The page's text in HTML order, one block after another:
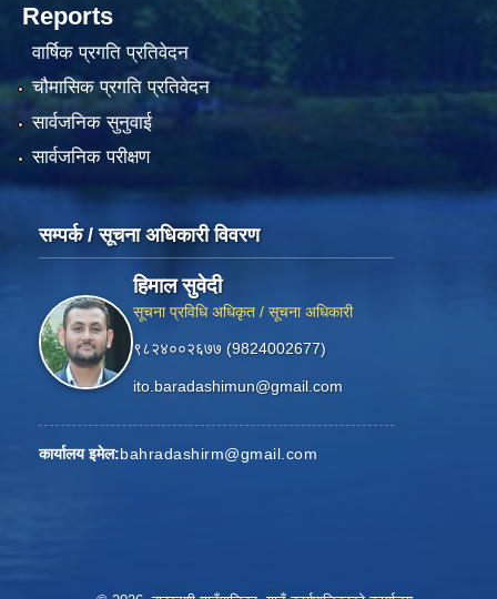
Reports
वार्षिक प्रगति प्रतिवेदन
चौमासिक प्रगति प्रतिवेदन
सार्वजनिक सुनुवाई
सार्वजनिक परीक्षण
सम्पर्क / सूचना अधिकारी विवरण
हिमाल सुवेदी
सूचना प्रविधि अधिकृत / सूचना अधिकारी
९८२४००२६७७ (9824002677)
ito.baradashimun@gmail.com
कार्यालय इमेल:bahradashirm@gmail.com